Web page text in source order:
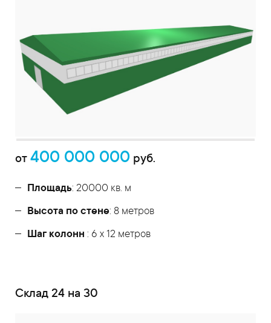
от 400 000 000 руб.
Площадь: 20000 кв. м
Высота по стене: 8 метров
Шаг колонн : 6 х 12 метров
Склад 24 на 30